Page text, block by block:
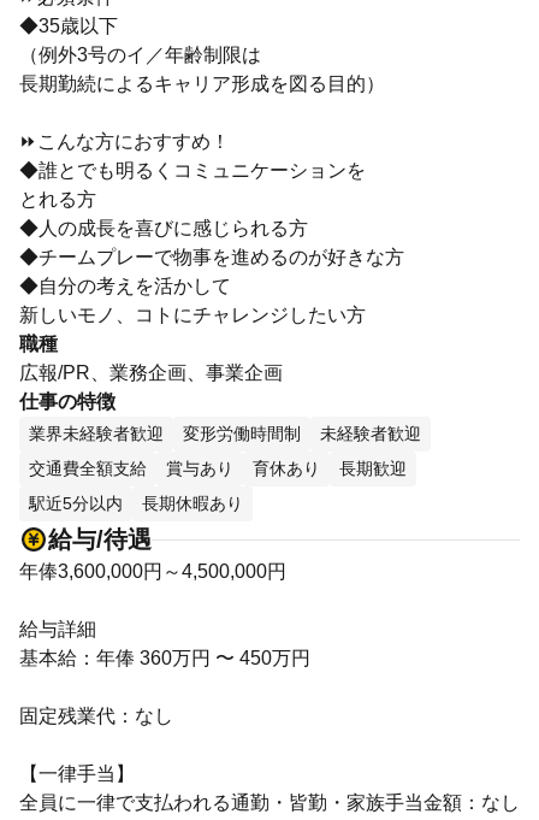
◆35歳以下
（例外3号のイ／年齢制限は
長期勤続によるキャリア形成を図る目的）
⏩こんな方におすすめ！
◆誰とでも明るくコミュニケーションを
とれる方
◆人の成長を喜びに感じられる方
◆チームプレーで物事を進めるのが好きな方
◆自分の考えを活かして
新しいモノ、コトにチャレンジしたい方
職種
広報/PR、業務企画、事業企画
仕事の特徴
業界未経験者歓迎 変形労働時間制
未経験者歓迎
交通費全額支給
賞与あり 育休あり
長期歓迎
駅近5分以内
長期休暇あり
給与/待遇
年俸3,600,000円～4,500,000円
給与詳細
基本給：年俸 360万円 〜 450万円
固定残業代：なし
【一律手当】
全員に一律で支払われる通勤・皆勤・家族手当金額：なし